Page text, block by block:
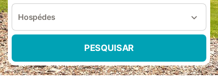
Hospédes
PESQUISAR